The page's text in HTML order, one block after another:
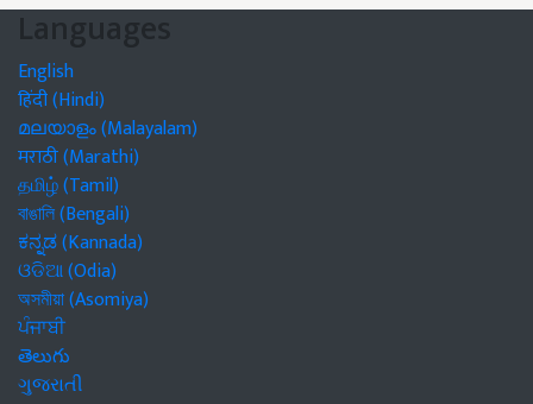
Languages
English
हिंदी (Hindi)
മലയാളം (Malayalam)
मराठी (Marathi)
தமிழ் (Tamil)
বাঙালি (Bengali)
ಕನ್ನಡ (Kannada)
ଓଡିଆ (Odia)
অসমীয়া (Asomiya)
ਪੰਜਾਬੀ
తెలుగు
ગુજરાતી